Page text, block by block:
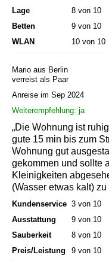
Lage
8 von 10
Betten
9 von 10
WLAN
10 von 10
Mario aus Berlin
verreist als Paar
Anreise im Sep 2024
Weiterempfehlung: ja
„Die Wohnung ist
gute 15 min bis zum
Wohnung gut
gekommen und sollte
Kleinigkeiten
(Wasser etwas kalt) zu
Kundenservice 3 von 10
Ausstattung
9 von 10
Sauberkeit
8 von 10
Preis/Leistung
9 von 10